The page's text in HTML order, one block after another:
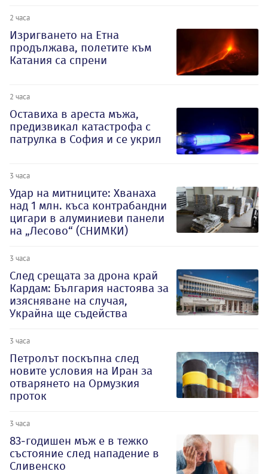
2 часа
Изригването на Етна
продължава, полетите към
Катания са спрени
2 часа
Оставиха в ареста мъжа,
предизвикал катастрофа с
патрулка в София и се укрил
3 часа
Удар на митниците: Хванаха
над 1 млн. къса контрабандни
цигари в алуминиеви панели
на „Лесово“ (СНИМКИ)
3 часа
След срещата за дрона край
Кардам: България настоява за
изясняване на случая,
Украйна ще съдейства
3 часа
Петролът поскъпна след
новите условия на Иран за
отварянето на Ормузкия
проток
3 часа
83-годишен мъж е в тежко
състояние след нападение в
Сливенско